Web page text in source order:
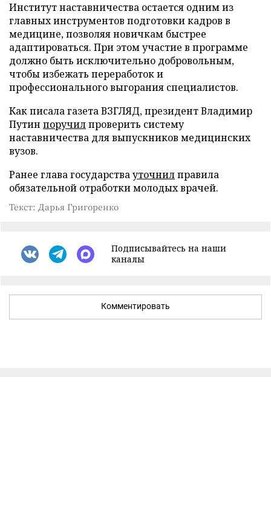
Институт наставничества остается одним из
главных инструментов подготовки кадров в
медицине, позволяя новичкам быстрее
адаптироваться. При этом участие в программе
должно быть исключительно добровольным,
чтобы избежать переработок и
профессионального выгорания специалистов.
Как писала газета ВЗГЛЯД, президент Владимир
Путин поручилпроверить систему
наставничества для выпускников медицинских
вузов.
Ранее глава государствауточнилправила
обязательной отработки молодых врачей.
Текст: Дарья Григоренко
Подписывайтесь на наши
каналы
Комментировать